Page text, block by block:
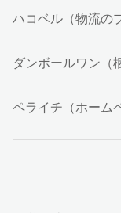
ハコベル（物流の
ダンボールワン（
ペライチ（ホーム